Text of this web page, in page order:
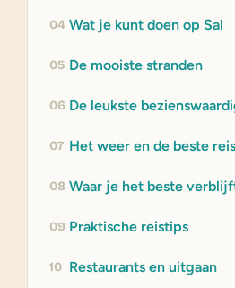
04 Wat je kunt doen op Sal
05 De mooiste stranden
06 De leukste
07 Het weer en de beste
08 Waar je het beste
09 Praktische reistips
10 Restaurants en uitgaan